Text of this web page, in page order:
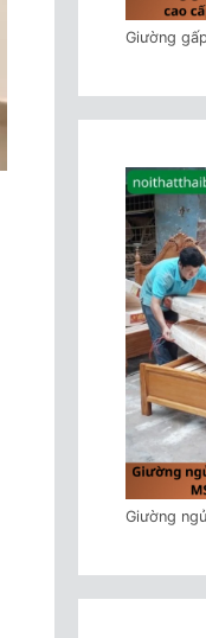
Giường
Giường